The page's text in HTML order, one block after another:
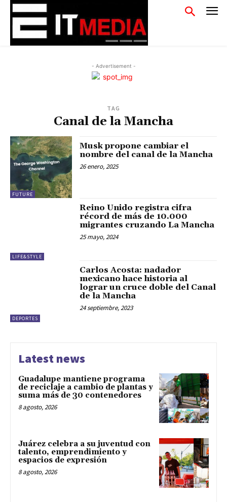
- Advertisement -
TAG
Canal de la Mancha
FUTURE
Musk propone cambiar el
nombre del canal de la Mancha
26 enero, 2025
LIFE&STYLE
Reino Unido registra cifra
récord de más de 10.000
migrantes cruzando La Mancha
25 mayo, 2024
DEPORTES
Carlos Acosta: nadador
mexicano hace historia al
lograr un cruce doble del Canal
de la Mancha
24 septiembre, 2023
Latest news
Guadalupe mantiene programa
de reciclaje a cambio de plantas y
suma más de 30 contenedores
8 agosto, 2026
Juárez celebra a su juventud con
talento, emprendimiento y
espacios de expresión
8 agosto, 2026